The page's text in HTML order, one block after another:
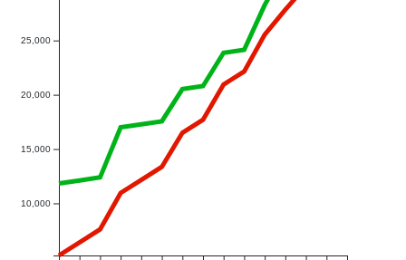
10,000
15,000
20,000
25,000